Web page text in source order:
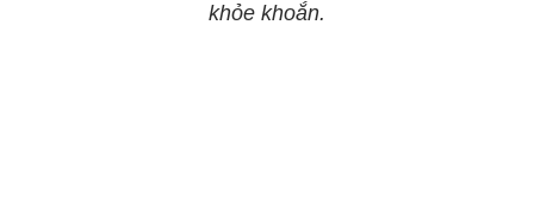
khỏe khoắn.